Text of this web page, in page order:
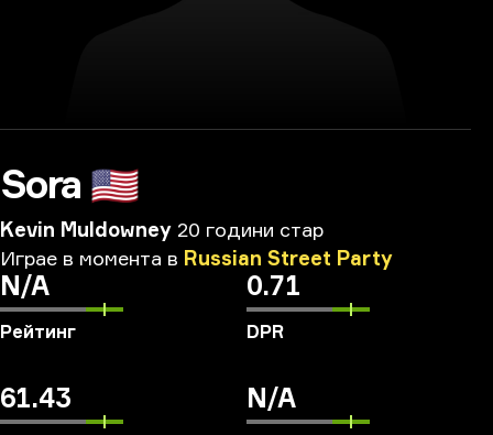
Sora 🇺🇸
Kevin Muldowney 20 години стар
Играе в момента в Russian Street Party
N/A
Рейтинг
0.71
DPR
61.43 N/A